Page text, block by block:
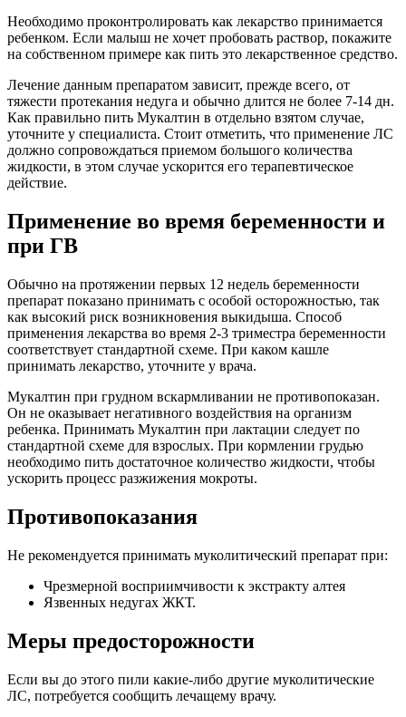
Необходимо проконтролировать как лекарство принимается
ребенком. Если малыш не хочет пробовать раствор, покажите
на собственном примере как пить это лекарственное средство.
Лечение данным препаратом зависит, прежде всего, от
тяжести протекания недуга и обычно длится не более 7-14 дн.
Как правильно пить Мукалтин в отдельно взятом случае,
уточните у специалиста. Стоит отметить, что применение ЛС
должно сопровождаться приемом большого количества
жидкости, в этом случае ускорится его терапевтическое
действие.
Применение во время беременности и
при ГВ
Обычно на протяжении первых 12 недель беременности
препарат показано принимать с особой осторожностью, так
как высокий риск возникновения выкидыша. Способ
применения лекарства во время 2-3 триместра беременности
соответствует стандартной схеме. При каком кашле
принимать лекарство, уточните у врача.
Мукалтин при грудном вскармливании не противопоказан.
Он не оказывает негативного воздействия на организм
ребенка. Принимать Мукалтин при лактации следует по
стандартной схеме для взрослых. При кормлении грудью
необходимо пить достаточное количество жидкости, чтобы
ускорить процесс разжижения мокроты.
Противопоказания
Не рекомендуется принимать муколитический препарат при:
Чрезмерной восприимчивости к экстракту алтея
Язвенных недугах ЖКТ.
Меры предосторожности
Если вы до этого пили какие-либо другие муколитические
ЛС, потребуется сообщить лечащему врачу.